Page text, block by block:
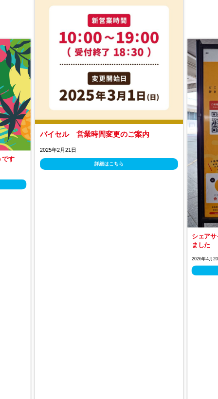
です
バイセル 営業時間変更のご案内
2025年2月21日
詳細はこちら
シェア
ました
2026年4月